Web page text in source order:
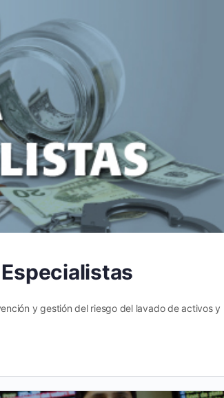
y gestión del riesgo del lavado de activos y